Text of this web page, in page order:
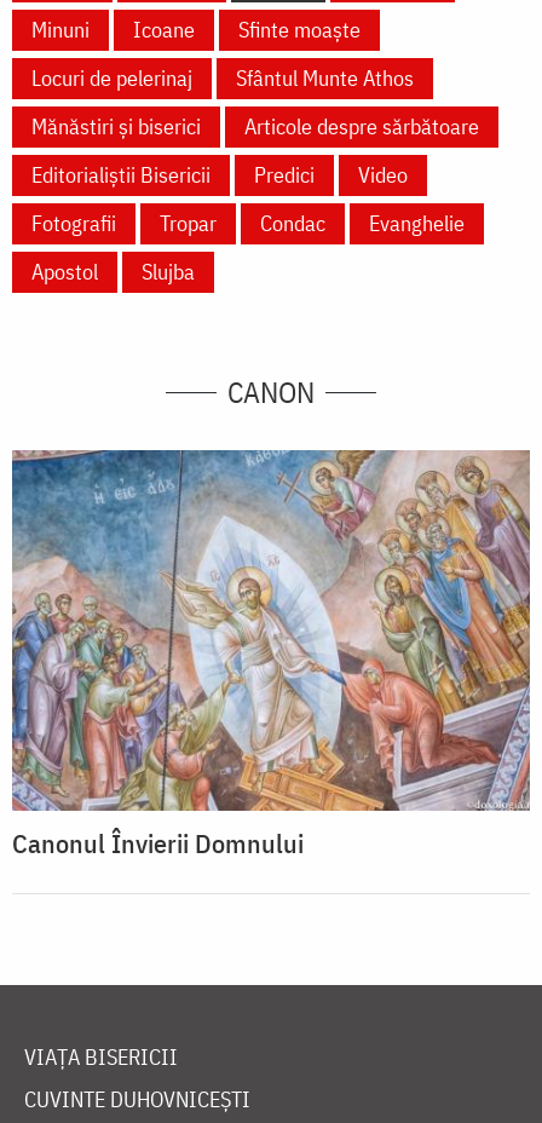
Minuni
Icoane
Sfinte moaște
Locuri de pelerinaj
Sfântul Munte Athos
Mănăstiri și biserici
Articole despre sărbătoare
Editorialiștii Bisericii
Predici
Video
Fotografii
Tropar Condac
Evanghelie
Apostol
Slujba
CANON
Canonul Învierii Domnului
VIAȚA BISERICII
CUVINTE DUHOVNICEȘTI